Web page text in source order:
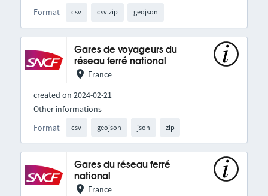
Format
csv csv.zip geojson
Gares de voyageurs du
réseau ferré national
France
created on 2024-02-21
Format csv geojson json zip
Other informations
Gares du réseau ferré
national
France